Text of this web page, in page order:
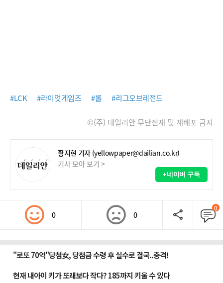
#LCK #라이엇게임즈 #롤 #리그오브레전드
©(주) 데일리안 무단전재 및 재배포 금지
황지현 기자 (yellowpaper@dailian.co.kr)
기사 모아 보기 >
+네이버 구독
0 0
0